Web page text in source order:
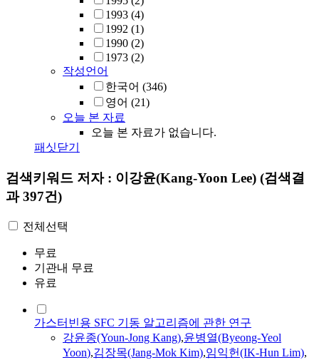
1993 (4)
1992 (1)
1990 (2)
1973 (2)
작성언어
한국어 (346)
영어 (21)
오늘 본 자료
오늘 본 자료가 없습니다.
패싯닫기
검색키워드 저자 : 이강윤(Kang-Yoon Lee) (검색결
과 397건)
전체선택
무료
기관내 무료
유료
가스터빈용 SFC 기동 알고리즘에 관한 연구
강윤종(Youn-Jong Kang),윤병열(Byeong-Yeol
Yoon),김장목(Jang-Mok Kim),임익헌(IK-Hun Lim),